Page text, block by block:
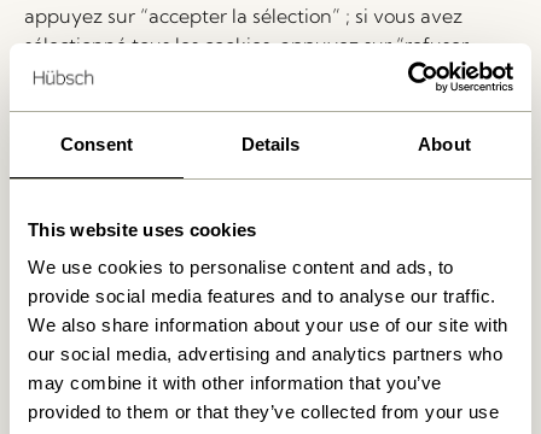
Consent Details About
This website uses cookies
We use cookies to personalise content and ads, to
provide social media features and to analyse our traffic.
We also share information about your use of our site with
our social media, advertising and analytics partners who
may combine it with other information that you’ve
provided to them or that they’ve collected from your use
appuyez sur “accepter la sélection” ; si vous avez
sélectionné tous les cookies, appuyez sur “refuser
tout”. Votre consentement sera alors mis à jour.
Vous pouvez également supprimer les cookies qui ont
déjà été définis et retirer votre consentement :
Si vous utilisez un PC équipé d’un navigateur plus
touches de raccourci : CTRL + MAJUSCULE +
EFFACER.
Si les touches de raccourci ne fonctionnent pas et/ou si
vous utilisez un MAC, vous devez d’abord trouver quel
navigateur vous utilisez et ensuite cliquer sur le lien
correspondant :
Internet Explorer